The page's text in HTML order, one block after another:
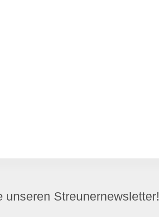
unseren Streunernewsletter!